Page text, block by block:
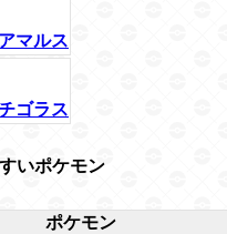
アマルス
ゴラス
いポケモン
ポケモン